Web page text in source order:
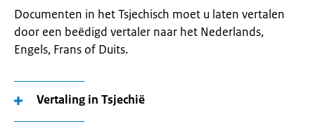
Documenten in het Tsjechisch moet u laten vertalen
door een beëdigd vertaler naar het Nederlands,
Engels, Frans of Duits.
Vertaling in Tsjechië